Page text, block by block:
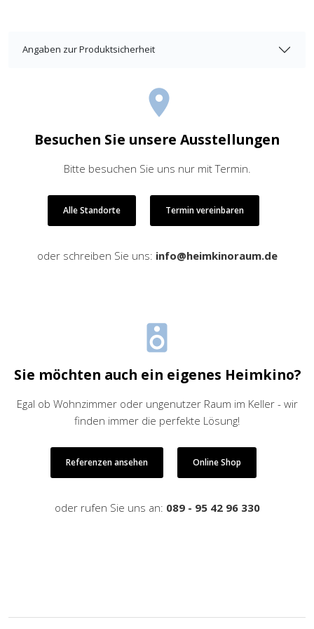
Angaben zur Produktsicherheit
Besuchen Sie unsere Ausstellungen
Bitte besuchen Sie uns nur mit Termin.
Alle Standorte Termin vereinbaren
oder schreiben Sie uns: info@heimkinoraum.de
Sie möchten auch ein eigenes Heimkino?
Egal ob Wohnzimmer oder ungenutzer Raum im Keller - wir
finden immer die perfekte Lösung!
Referenzen ansehen Online Shop
oder rufen Sie uns an: 089 - 95 42 96 330